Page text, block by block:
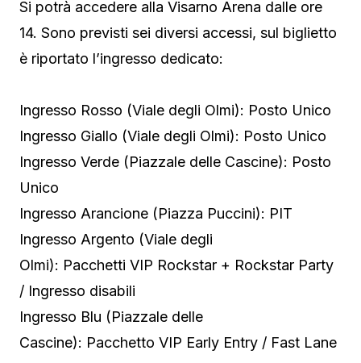
Si potrà accedere alla Visarno Arena dalle ore
14. Sono previsti sei diversi accessi, sul biglietto
è riportato l’ingresso dedicato:
Ingresso Rosso (Viale degli Olmi): Posto Unico
Ingresso Giallo (Viale degli Olmi): Posto Unico
Ingresso Verde (Piazzale delle Cascine): Posto
Unico
Ingresso Arancione (Piazza Puccini): PIT
Ingresso Argento (Viale degli
Olmi): Pacchetti VIP Rockstar + Rockstar Party
/ Ingresso disabili
Ingresso Blu (Piazzale delle
Cascine): Pacchetto VIP Early Entry / Fast Lane